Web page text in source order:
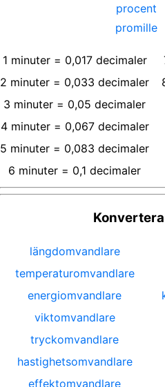
procent
promille
1 minuter= 0,017 decimaler
2 minuter = 0,033 decimaler
3 minuter = 0,05 decimaler
4 minuter= 0,067 decimaler
5 minuter = 0,083 decimaler
6 minuter = 0,1 decimaler
längdomvandlare
temperaturomvandlare
energiomvandlare
viktomvandlare
tryckomvandlare
hastighetsomvandlare
effektomvandlare